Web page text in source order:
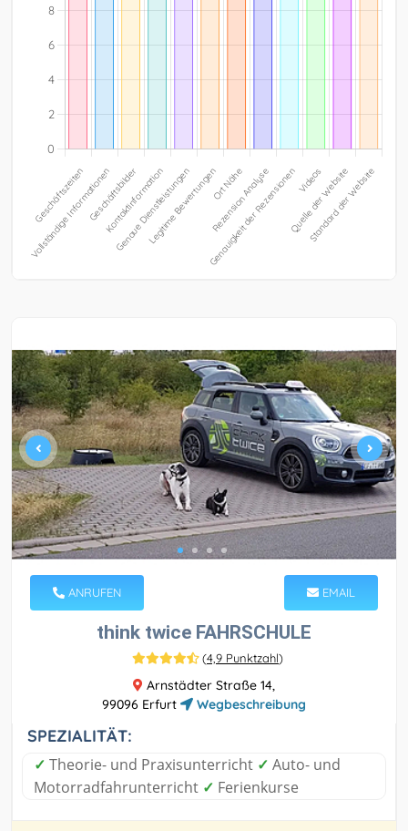
ANRUFEN EMAIL
think twice FAHRSCHULE
(4,9 Punktzahl)
Arnstädter Straße 14,
99096 Erfurt
Wegbeschreibung
SPEZIALITÄT:
✓ Theorie- und Praxisunterricht ✓ Auto- und
Motorradfahrunterricht ✓ Ferienkurse